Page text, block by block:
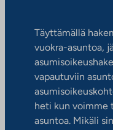
Täyttämällä
vuokra-asuntoa,
vapautuviin
heti kun voimme
asuntoa. Mikäli